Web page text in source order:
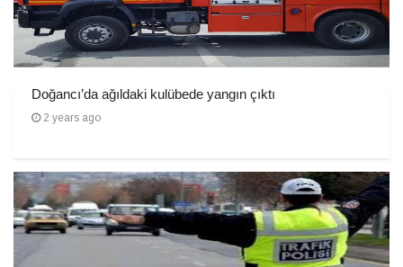
Doğancı’da ağıldaki kulübede yangın çıktı
2 years ago